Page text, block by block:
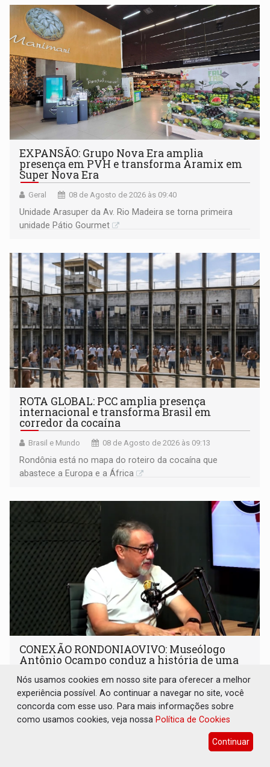
EXPANSÃO: Grupo Nova Era amplia
presença em PVH e transforma Aramix em
Super Nova Era
Geral 08 de Agosto de 2026 às 09:40
Unidade Arasuper da Av. Rio Madeira se torna primeira
unidade Pátio Gourmet
ROTA GLOBAL: PCC amplia presença
internacional e transforma Brasil em
corredor da cocaína
Brasil e Mundo 08 de Agosto de 2026 às 09:13
Rondônia está no mapa do roteiro da cocaína que
abastece a Europa e a África
CONEXÃO RONDONIAOVIVO: Museólogo
Antônio Ocampo conduz a história de uma
Cultura 08 de Agosto de 2026 às 09:05
Novo livro faz registro documental da Estrada de Ferro
Madeira-Mamoré (EFMM)
Nós usamos cookies em nosso site para oferecer a melhor
experiência possível. Ao continuar a navegar no site, você
concorda com esse uso. Para mais informações sobre
como usamos cookies, veja nossa Política de Cookies
Continuar